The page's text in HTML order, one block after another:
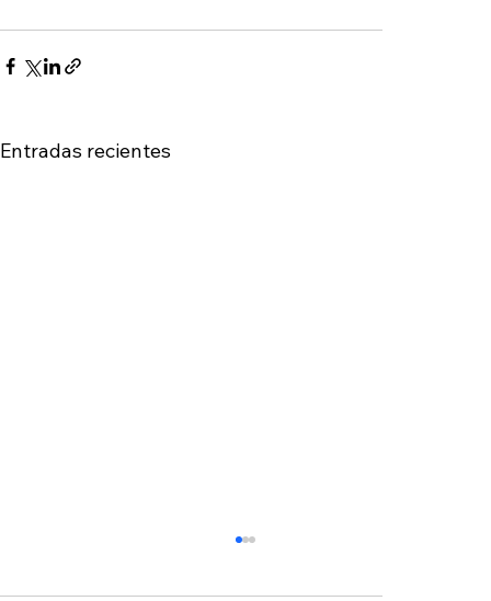
Entradas recientes